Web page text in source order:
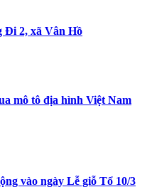
Đi 2, xã Vân Hồ
mô tô địa hình Việt Nam
vào ngày Lễ giỗ Tổ 10/3